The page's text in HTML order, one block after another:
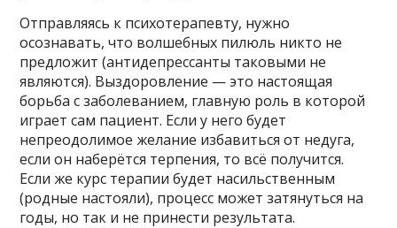
Отправляясь к психотерапевту, нужно
осознавать, что волшебных пилюль никто не
предложит (антидепрессанты таковыми не
являются). Выздоровление — это настоящая
борьба с заболеванием, главную роль в которой
играет сам пациент. Если у него будет
непреодолимое желание избавиться от недуга,
если он наберётся терпения, то всё получится.
Если же курс терапии будет насильственным
(родные настояли), процесс может затянуться на
годы, но так и не принести результата.